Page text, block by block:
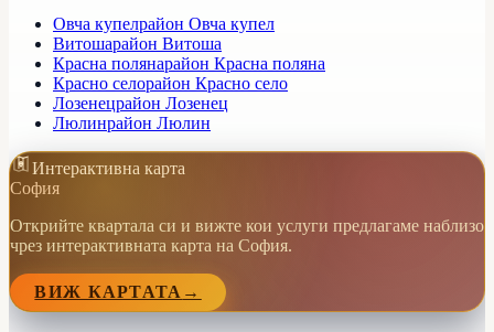
Овча купелрайон Овча купел
Витошарайон Витоша
Красна полянарайон Красна поляна
Красно селорайон Красно село
Лозенецрайон Лозенец
Люлинрайон Люлин
Интерактивна карта
София
Открийте квартала си и вижте кои услуги предлагаме наблизо
чрез интерактивната карта на София.
ВИЖ КАРТАТА →